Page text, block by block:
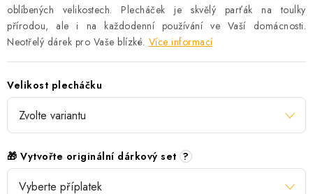
oblíbených velikostech. Plecháček je skvělý parťák na toulky
přírodou, ale i na každodenní používání ve Vaší domácnosti.
Neotřelý dárek pro Vaše blízké. Více informací
Velikost plecháčku
🎁 Vytvořte originální dárkový set ?